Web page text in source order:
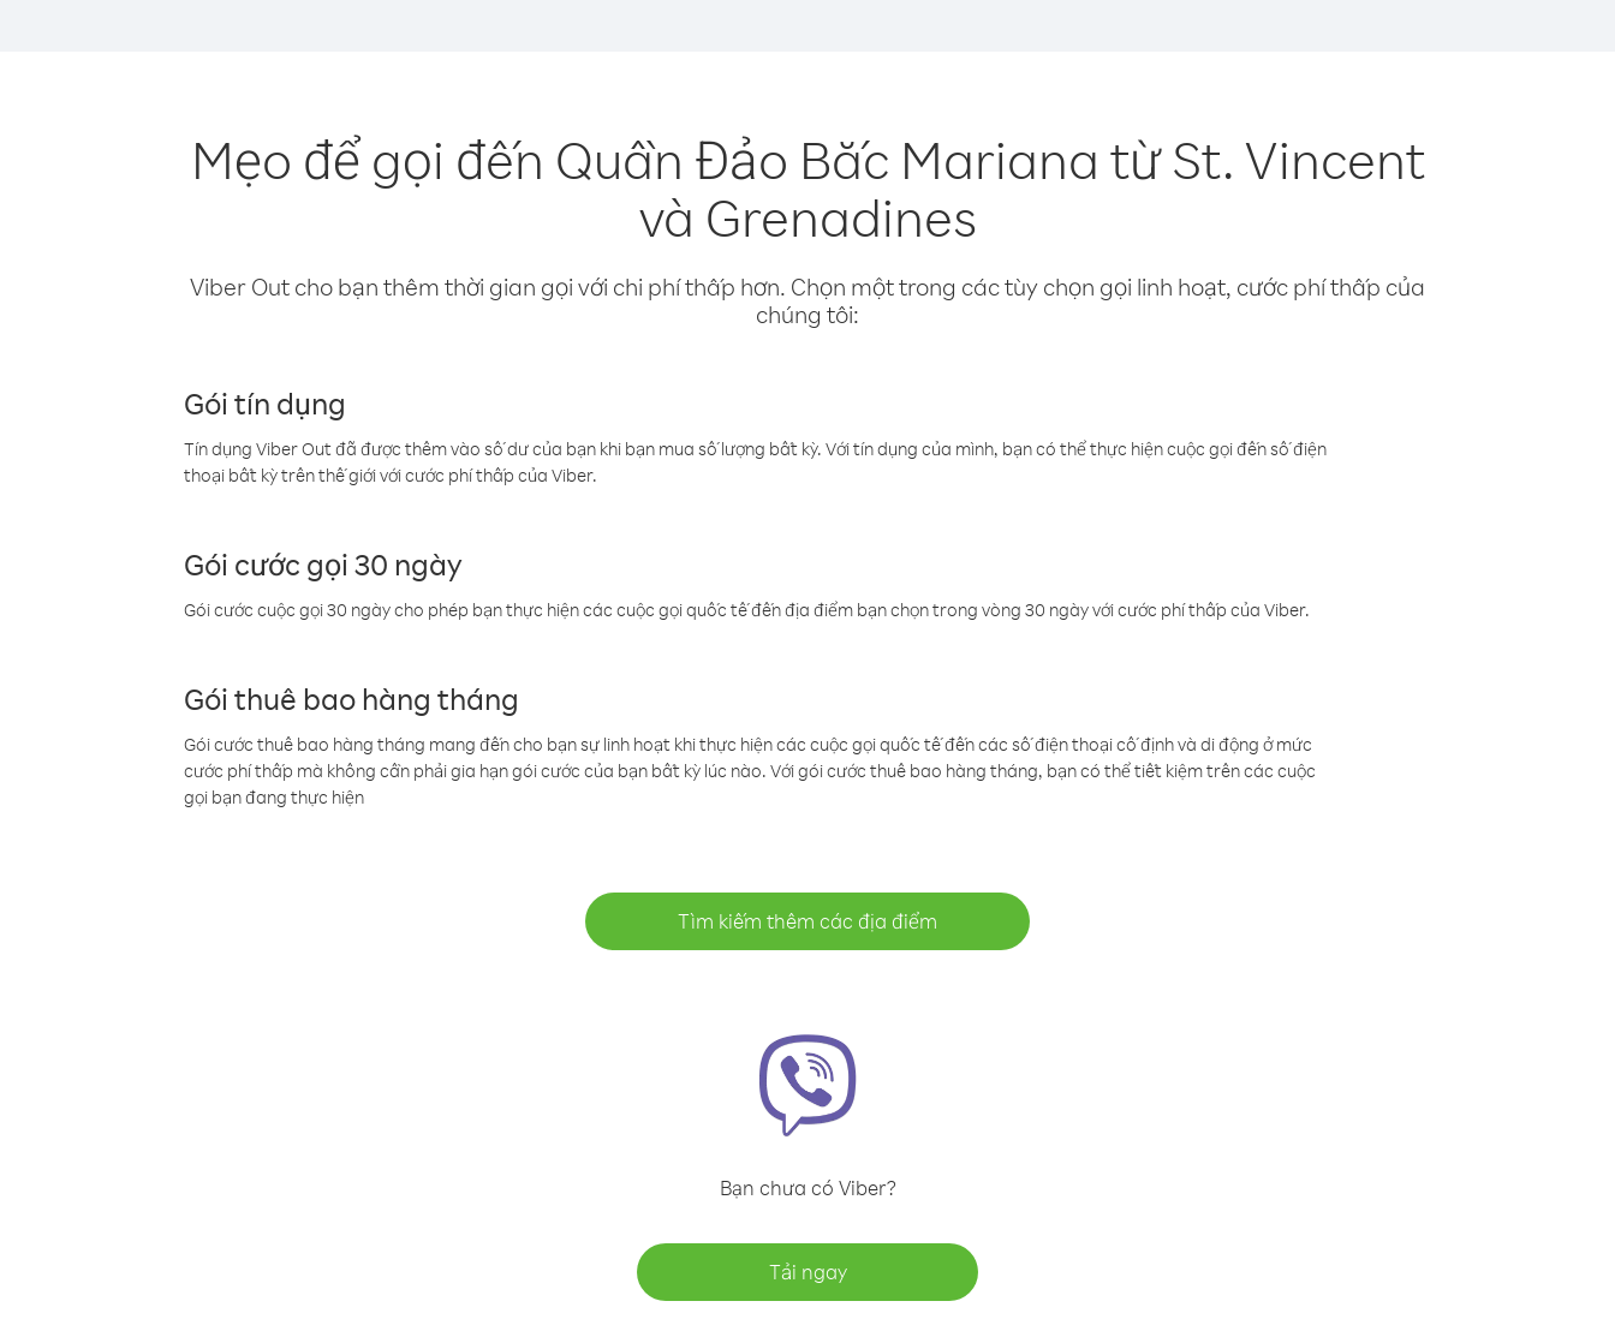
Mẹo để gọi đến Quần Đảo Bắc Mariana từ St. Vincent
và Grenadines
Viber Out cho bạn thêm thời gian gọi với chi phí thấp hơn. Chọn một trong các tùy chọn gọi linh hoạt, cước phí thấp của
chúng tôi:
Gói tín dụng
Tín dụng Viber Out đã được thêm vào số dư của bạn khi bạn mua số lượng bất kỳ. Với tín dụng của mình, bạn có thể thực hiện cuộc gọi đến số điện
thoại bất kỳ trên thế giới với cước phí thấp của Viber.
Gói cước gọi 30 ngày
Gói cước cuộc gọi 30 ngày cho phép bạn thực hiện các cuộc gọi quốc tế đến địa điểm bạn chọn trong vòng 30 ngày với cước phí thấp của Viber.
Gói thuê bao hàng tháng
Gói cước thuê bao hàng tháng mang đến cho bạn sự linh hoạt khi thực hiện các cuộc gọi quốc tế đến các số điện thoại cố định và di động ở mức
cước phí thấp mà không cần phải gia hạn gói cước của bạn bất kỳ lúc nào. Với gói cước thuê bao hàng tháng, bạn có thể tiết kiệm trên các cuộc
gọi bạn đang thực hiện
Tìm kiếm thêm các địa điểm
Bạn chưa có Viber?
Tải ngay